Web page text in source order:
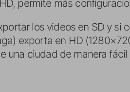
permite más
los videos en SD y si
exporta en HD
una ciudad de manera